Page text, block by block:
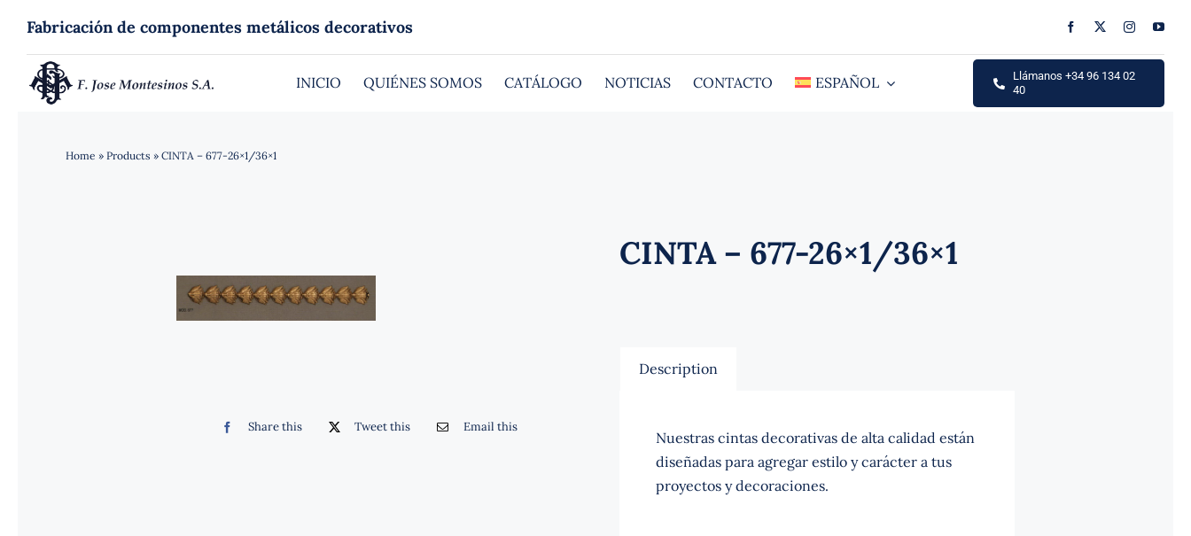
contenido
Fabricación de componentes metálicos decorativos
INICIO QUIÉNES SOMOS CATÁLOGO NOTICIAS CONTACTO ESPAÑOL
Llámanos +34 96 134 02
40
Home » Products » CINTA – 677-26×1/36×1
Share this Tweet this Email this
CINTA – 677-26×1/36×1
Description
Nuestras cintas decorativas de alta calidad están
diseñadas para agregar estilo y carácter a tus
proyectos y decoraciones.